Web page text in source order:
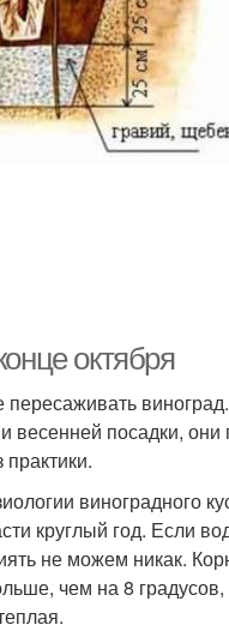
октября
весенней посадки,
виноградного
круглый год. Если
не можем никак.
чем на 8